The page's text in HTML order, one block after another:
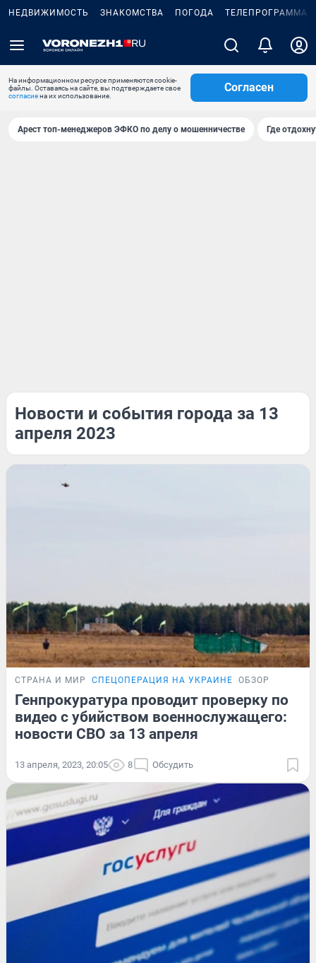
НЕДВИЖИМОСТЬ ЗНАКОМСТВА ПОГОДА ТЕЛЕПРОГРАММА
На информационном ресурсе применяются cookie-
файлы. Оставаясь на сайте, вы подтверждаете свое
согласиена их использование.
Согласен
Арест топ-менеджеров ЭФКО по делу о мошенничестве Где
Новости и события города за 13
апреля 2023
СТРАНА И МИР СПЕЦОПЕРАЦИЯ НА УКРАИНЕ ОБЗОР
Генпрокуратура проводит проверку по
видео с убийством военнослужащего:
новости СВО за 13 апреля
13 апреля, 2023, 20:05 8 Обсудить